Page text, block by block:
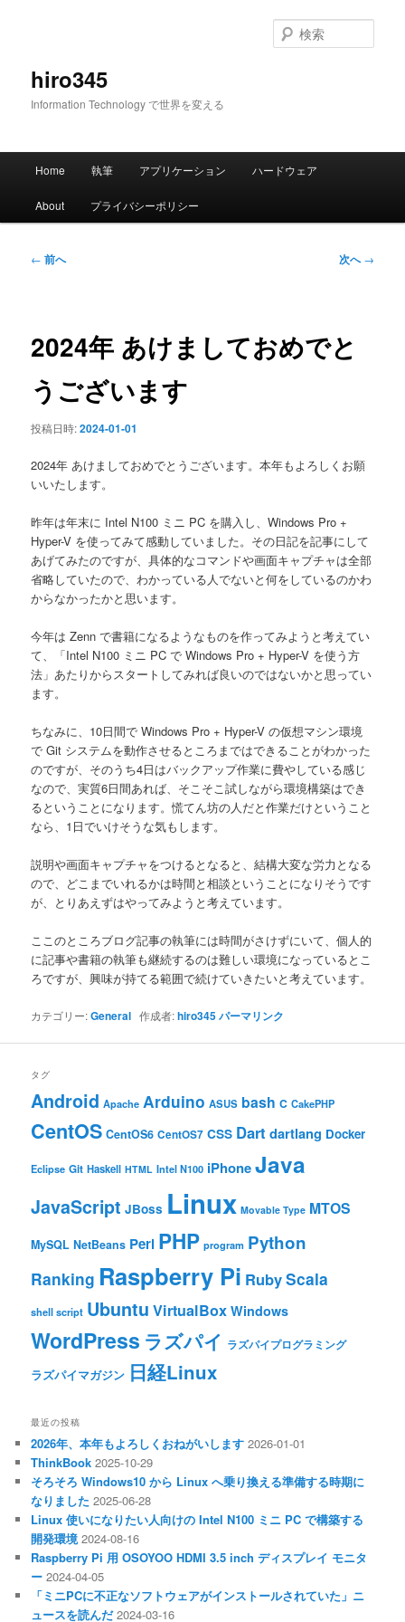
hiro345
Information Technology で世界を変える
索
メ
Home 執筆 アプリケーション ハードウェア
About プライバシーポリシー
投
ー
ョ
ン
← 前へ 次へ→
2024年 あけましておめでと
うございます
投稿日時:2024-01-01
2024年 あけましておめでとうございます。本年もよろしくお願
いいたします。
昨年は年末に Intel N100 ミニ PC を購入し、Windows Pro +
Hyper-V を使ってみて感動していました。その日記を記事にして
あげてみたのですが、具体的なコマンドや画面キャプチャは全部
省略していたので、わかっている人でないと何をしているのかわ
からなかったかと思います。
今年は Zenn で書籍になるようなものを作ってみようと考えてい
て、「Intel N100 ミニ PC で Windows Pro + Hyper-V を使う方
法」あたりからスタートしてみれば良いのではないかと思ってい
ます。
ちなみに、10日間で Windows Pro + Hyper-V の仮想マシン環境
で Git システムを動作させるところまではできることがわかった
のですが、そのうち4日はバックアップ作業に費やしている感じ
なので、実質6日間あれば、そこそこ試しながら環境構築はでき
るということになります。慌てん坊の人だと作業だけということ
なら、1日でいけそうな気もします。
説明や画面キャプチャをつけるとなると、結構大変な労力となる
ので、どこまでいれるかは時間と相談ということになりそうです
が、とりあえずはやってみようと考えています。
ここのところブログ記事の執筆には時間がさけずにいて、個人的
に記事や書籍の執筆も継続するのは難しい環境になっているとこ
ろですが、興味が持てる範囲で続けていきたいと考えています。
カテゴリー:General 作成者:hiro345パーマリンク
タグ
Android Apache Arduino ASUS bash C CakePHP
CentOS CentOS6 CentOS7 CSS Dart dartlang Docker
Eclipse Git Haskell HTML Intel N100 iPhoneJava
JavaScript JBoss Linux Movable Type MTOS
MySQL NetBeans Perl PHP program Python
Ranking Raspberry Pi RubyScala
shell script Ubuntu VirtualBox Windows
WordPress ラズパイ ラズパイプログラミング
ラズパイマガジン 日経Linux
最近の投稿
2026年、本年もよろしくおねがいします 2026-01-01
ThinkBook 2025-10-29
そろそろ Windows10 から Linux へ乗り換える準備する時期に
なりました 2025-06-28
Linux 使いになりたい人向けの Intel N100 ミニ PC で構築する
開発環境 2024-08-16
Raspberry Pi 用 OSOYOO HDMI 3.5 inch ディスプレイ モニタ
ー 2024-04-05
「ミニPCに不正なソフトウェアがインストールされていた」ニ
ュースを読んだ 2024-03-16